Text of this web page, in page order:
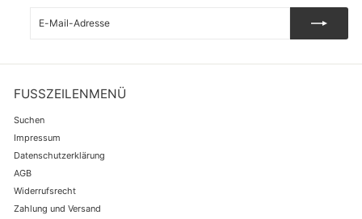
Mail-
FUSSZEILENMENÜ
Suchen
Impressum
Datenschutzerklärung
AGB
Widerrufsrecht
Zahlung und Versand